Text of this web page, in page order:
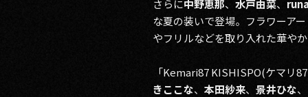
さらに中野恵那、 水戸由菜、
な夏の装いで登場。フラワーア
やフリルなどを取り入れた華や
「Kemari87 KISHISPO(ケマリ
きここな、 本田紗来、 景井ひな、